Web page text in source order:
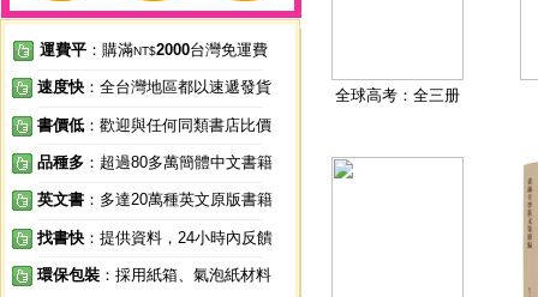
運費平 ：購滿NT$2000台灣免運費
速度快 ：全台灣地區都以速遞發貨
書價低 ：歡迎與任何同類書店比價
品種多 ：超過80多萬簡體中文書籍
英文書 ：多達20萬種英文原版書籍
找書快 ：提供資料，24小時內反饋
環保包裝 ：採用紙箱、氣泡紙材料
全球高考：全三册